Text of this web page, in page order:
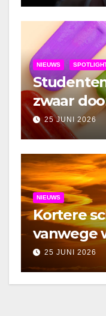
NIEUWS
zwaar
25 JUNI 2026
NIEUWS
Kortere
vanwege
25 JUNI 2026